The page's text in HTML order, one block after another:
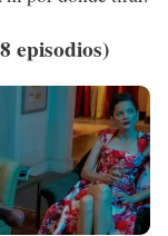
episodios)